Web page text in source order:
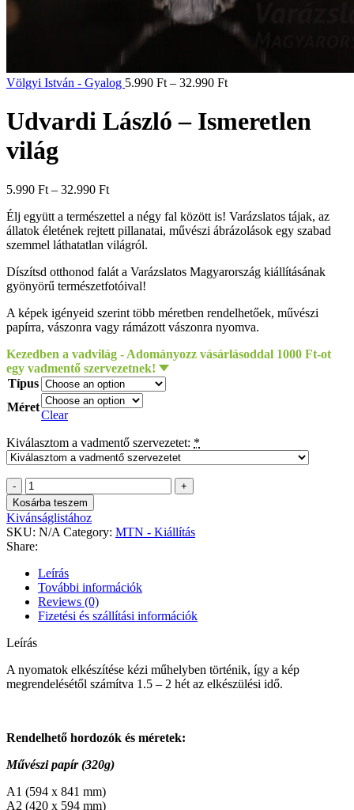
Völgyi István - Gyalog 5.990 Ft – 32.990 Ft
Udvardi László – Ismeretlen
világ
5.990 Ft – 32.990 Ft
Élj együtt a természettel a négy fal között is! Varázslatos tájak, az
állatok életének rejtett pillanatai, művészi ábrázolások egy szabad
szemmel láthatatlan világról.
Díszítsd otthonod falát a Varázslatos Magyarország kiállításának
gyönyörű természetfotóival!
A képek igényeid szerint több méretben rendelhetőek, művészi
papírra, vászonra vagy rámázott vászonra nyomva.
Kezedben a vadvilág - Adományozz vásárlásoddal 1000 Ft-ot
egy vadmentő szervezetnek!
Típus
Méret
Clear
Kiválasztom a vadmentő szervezetet: *
Udvardi
László
-
Ismeretlen
világ
quantity
Kosárba teszem
Kivánságlistához
SKU: N/A Category: MTN - Kiállítás
Share:
Leírás
További információk
Reviews (0)
Fizetési és szállítási információk
Leírás
A nyomatok elkészítése kézi műhelyben történik, így a kép
megrendelésétől számítva 1.5 – 2 hét az elkészülési idő.
Rendelhető hordozók és méretek:
Művészi papír (320g)
A1 (594 x 841 mm)
A2 (420 x 594 mm)